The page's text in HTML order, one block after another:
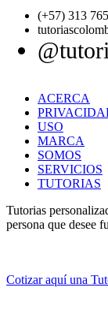
(+57) 313
ACERCA
USO
MARCA
SOMOS
SERVICIOS
TUTORIAS
Tutorias
persona que desee
Cotizar aquí una